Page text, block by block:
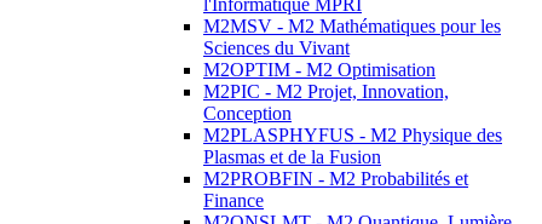
l'Informatique MPRI
M2MSV - M2 Mathématiques pour les
Sciences du Vivant
M2OPTIM - M2 Optimisation
M2PIC - M2 Projet, Innovation,
Conception
M2PLASPHYFUS - M2 Physique des
Plasmas et de la Fusion
M2PROBFIN - M2 Probabilités et
Finance